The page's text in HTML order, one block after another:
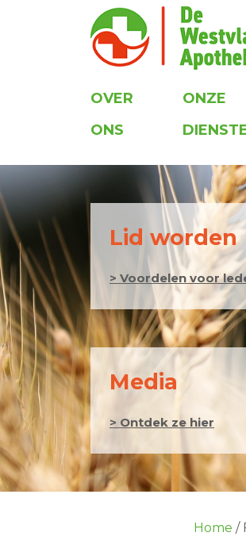
OVER
ONS
ONZE
Lid worden
> Voordelen voor
Media
> Ontdek ze hier
Home /